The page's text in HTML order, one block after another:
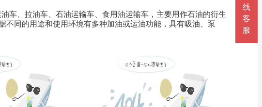
车、拉油车、石油运输车、食用油运输车，主要用作石油的衍生
同的用途和使用环境有多种加油或运油功能，具有吸油、泵
线
客
服